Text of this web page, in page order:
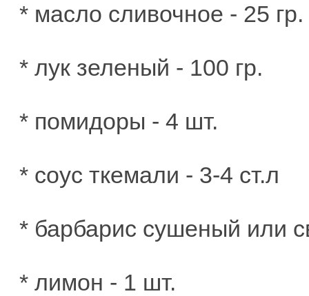
* масло сливочное - 25 гр.
* лук зеленый - 100 гр.
* помидоры - 4 шт.
* соус ткемали - 3-4 ст.л
* барбарис сушеный или
* лимон - 1 шт.